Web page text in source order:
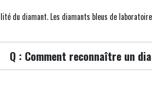
du diamant. Les diamants bleus de
Q : Comment reconnaître un